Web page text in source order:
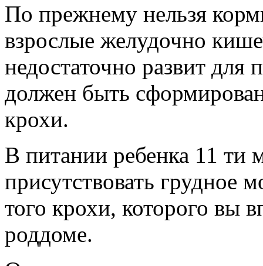
По прежнему нельзя
взрослые желудочно
недостаточно развит
должен быть
крохи.
В питании ребенка 11 ти
присутствовать грудное
того крохи, которого вы
роддоме.